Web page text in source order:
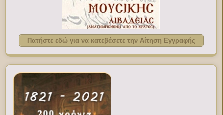
Πατήστε εδώ για να κατεβάσετε την Αίτηση Εγγραφής